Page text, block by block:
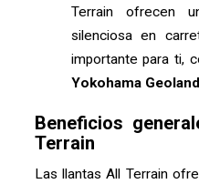
Terrain ofrecen
silenciosa en
importante para ti,
Yokohama
Beneficios
Terrain
Las llantas All Terrain